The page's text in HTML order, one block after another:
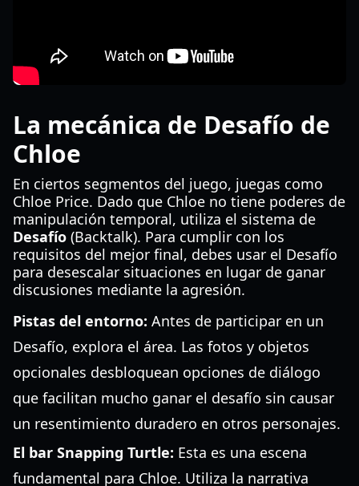
La mecánica de Desafío de
Chloe
En ciertos segmentos del juego, juegas como
Chloe Price. Dado que Chloe no tiene poderes de
manipulación temporal, utiliza el sistema de
Desafío (Backtalk). Para cumplir con los
requisitos del mejor final, debes usar el Desafío
para desescalar situaciones en lugar de ganar
discusiones mediante la agresión.
Pistas del entorno: Antes de participar en un
Desafío, explora el área. Las fotos y objetos
opcionales desbloquean opciones de diálogo
que facilitan mucho ganar el desafío sin causar
un resentimiento duradero en otros personajes.
El bar Snapping Turtle: Esta es una escena
fundamental para Chloe. Utiliza la narrativa